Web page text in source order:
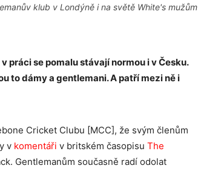
klub v Londýně i na světě White's mužům
práci se pomalu stávají normou i v Česku.
to dámy a gentlemani. A patří mezi ně i
Cricket Clubu [MCC], že svým členům
v komentáři v britském časopisu The
Gentlemanům současně radí odolat